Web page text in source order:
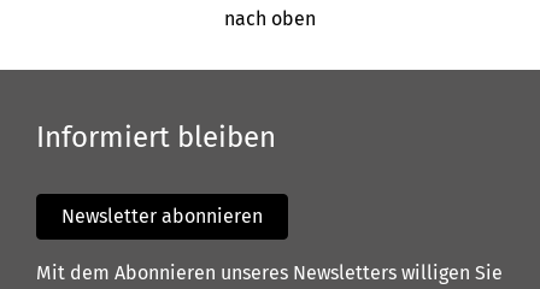
nach oben
Informiert bleiben
Newsletter abonnieren
Mit dem Abonnieren unseres Newsletters willigen Sie